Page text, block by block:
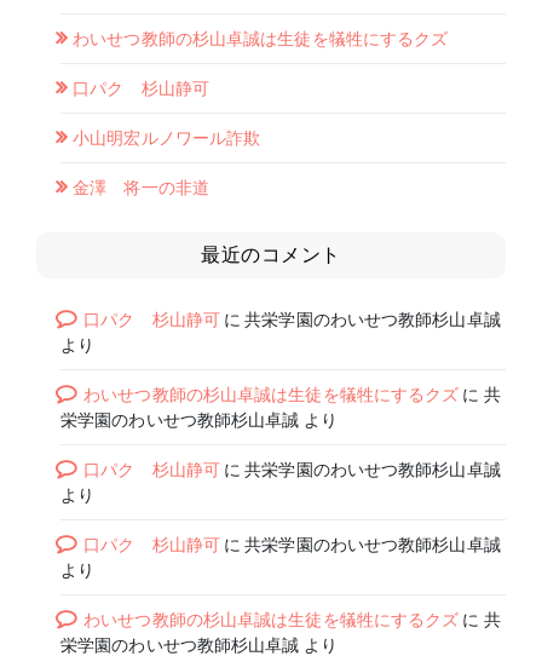
わいせつ教師の杉山卓誠は生徒を犠牲にするクズ
口パク 杉山静可
小山明宏ルノワール詐欺
金澤 将一の非道
最近のコメント
口パク 杉山静可に共栄学園のわいせつ教師杉山卓誠
より
わいせつ教師の杉山卓誠は生徒を犠牲にするクズ に 共
栄学園のわいせつ教師杉山卓誠 より
口パク 杉山静可に共栄学園のわいせつ教師杉山卓誠
より
口パク 杉山静可に共栄学園のわいせつ教師杉山卓誠
より
わいせつ教師の杉山卓誠は生徒を犠牲にするクズ に 共
栄学園のわいせつ教師杉山卓誠 より